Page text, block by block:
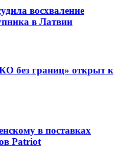
восхваление
в Латвии
без границ» открыт к
в поставках
Patriot